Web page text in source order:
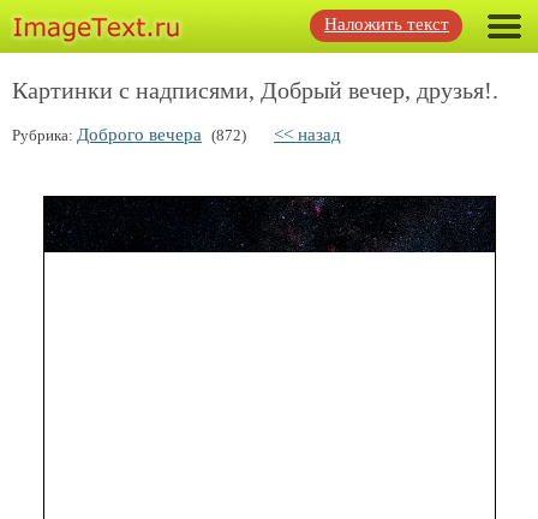
Наложить текст
Картинки с надписями, Добрый вечер, друзья!.
Рубрика: Доброго вечера (872) << назад